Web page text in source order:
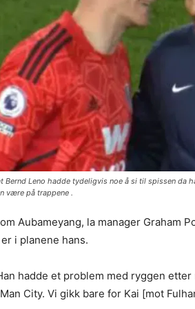
Bernd Leno hadde tydeligvis noe å si til spissen da
være på trappene .
Aubameyang, la manager Graham
i planene hans.
hadde et problem med ryggen
City. Vi gikk bare for Kai [mot